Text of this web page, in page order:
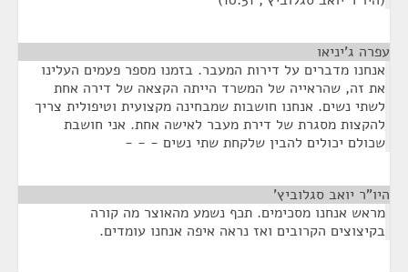
עפרה ג'יניאו
אנחנו מדברים על דירות המעבר. בזמנו מספר פעמים העלינו
את זה, שהראייה של המשרד הייתה הקצאה של דירה אחת
לשתי נשים. אנחנו חושבות שמבחינה מקצועית וטיפולית צריך
להקצות מסגרת של דירת מעבר לאישה אחת. אני חושבת
שכולם יכולים להבין שלקחת שתי נשים - - -
היו"ר יואב סגלוביץ'
מראש אנחנו מסכימים. תכף נשמע מהאוצר מה קורה
בקיצוצים הקרובים ואז נראה איפה אנחנו עומדים.